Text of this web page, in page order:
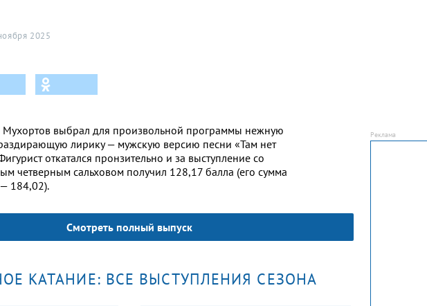
2025
выбрал для произвольной программы нежную
лирику — мужскую версию песни «Там нет
откатался пронзительно и за выступление со
четверным сальховом получил 128,17 балла (его сумма
— 184,02).
Смотреть полный выпуск
КАТАНИЕ: ВСЕ ВЫСТУПЛЕНИЯ СЕЗОНА